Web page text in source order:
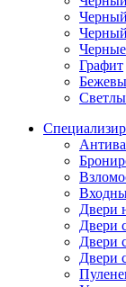
Графит
Двери
Двери
Двери
Двери